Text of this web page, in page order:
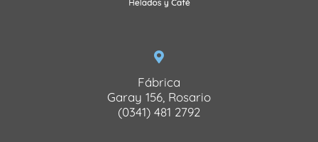
Fábrica
Garay 156, Rosario
(0341) 481 2792